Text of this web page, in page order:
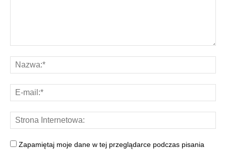
Zapamiętaj moje dane w tej przeglądarce podczas pisania